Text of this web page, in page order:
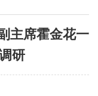
主席霍金花一
研